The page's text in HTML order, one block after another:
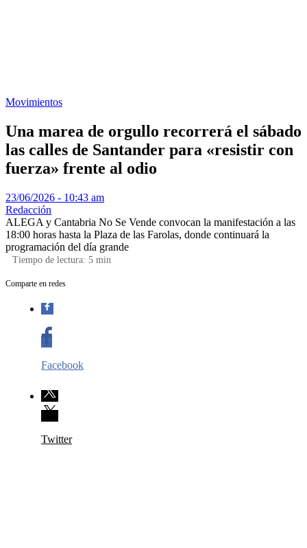
Movimientos
Una marea de orgullo recorrerá el sábado
las calles de Santander para «resistir con
fuerza» frente al odio
23/06/2026 - 10:43 am
Redacción
ALEGA y Cantabria No Se Vende convocan la manifestación a las
18:00 horas hasta la Plaza de las Farolas, donde continuará la
programación del día grande
Tiempo de lectura: 5 min
Comparte en redes
Facebook
Twitter